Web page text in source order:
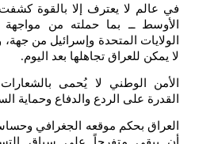
في عالم لا يعترف إلا بالقوة
الأوسط ــ بما حملته من
الولايات المتحدة وإسرائيل من
لا يمكن للعراق تجاهلها بعد اليوم.
الأمن الوطني لا يُحمى
القدرة على الردع والدفاع وحماية
العراق بحكم موقعه الجغرافي